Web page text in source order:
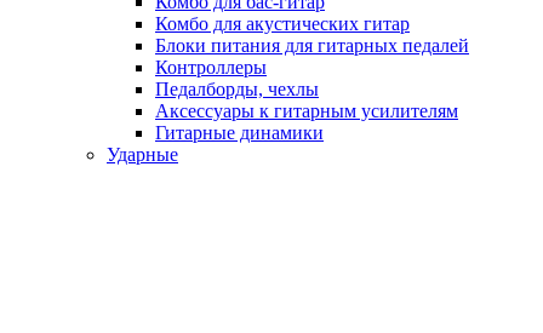
Комбо для акустических гитар
Блоки питания для гитарных педалей
Контроллеры
Педалборды, чехлы
Аксеcсуары к гитарным усилителям
Гитарные динамики
Ударные